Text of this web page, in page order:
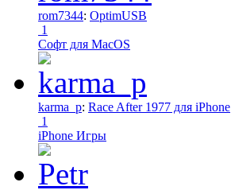
rom7344: OptimUSB
1
Софт для MacOS
karma_p: Race After 1977 для iPhone
1
iPhone Игры